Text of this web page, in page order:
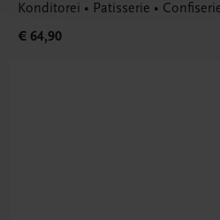
Konditorei • Patisserie •
€ 64,90